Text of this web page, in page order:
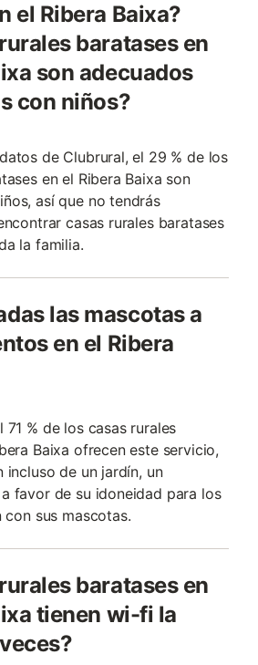
el Ribera Baixa?
baratases en
son adecuados
con niños?
de Clubrural, el 29 % de los
en el Ribera Baixa son
así que no tendrás
casas rurales baratases
la familia.
las mascotas a
en el Ribera
71 % de los casas rurales
Baixa ofrecen este servicio,
incluso de un jardín, un
favor de su idoneidad para los
sus mascotas.
baratases en
tienen wi-fi la